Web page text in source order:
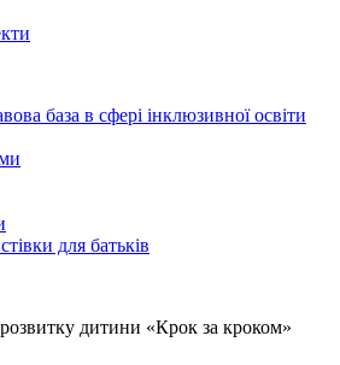
база в сфері інклюзивної освіти
для батьків
дитини «Крок за кроком»